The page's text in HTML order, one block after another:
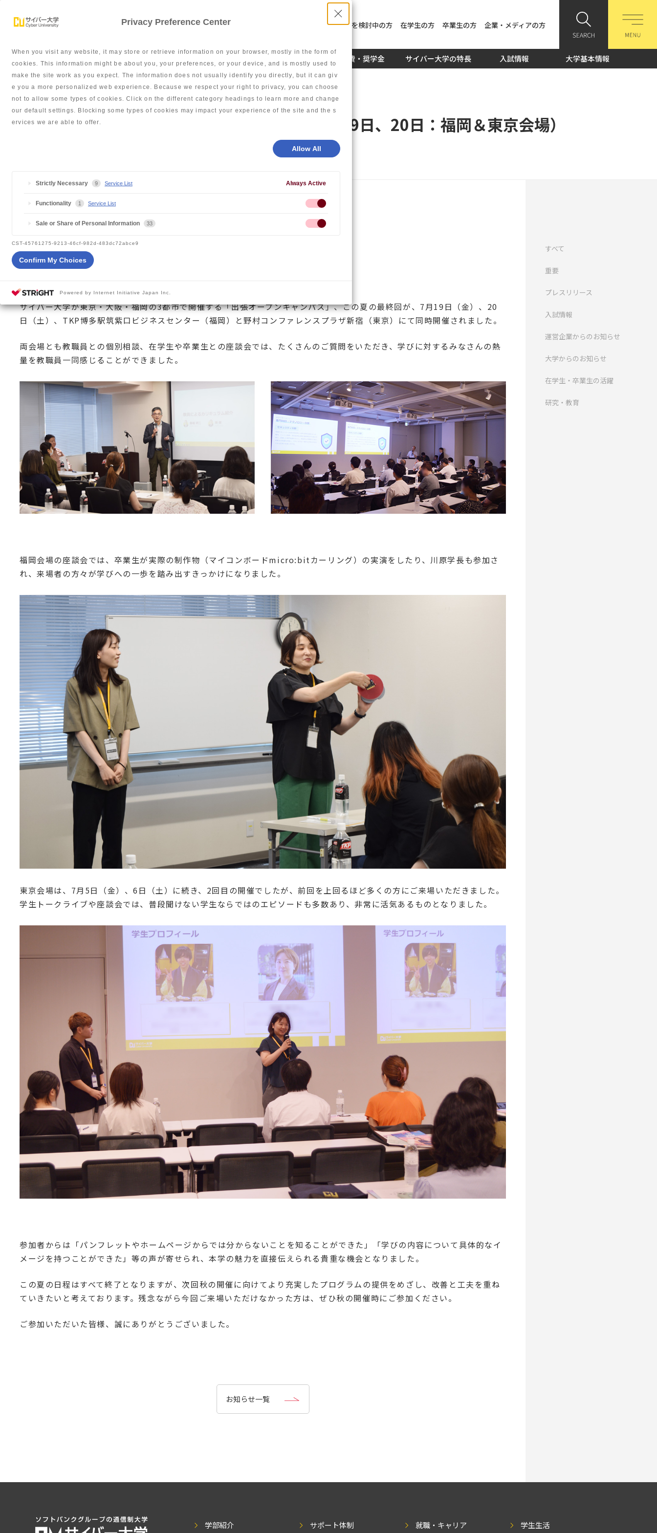
Privacy Preference Center
When you visit any website, it may store or retrieve information on your browser, mostly in the form of
cookies. This information might be about you, your preferences, or your device, and is mostly used to
make the site work as you expect. The information does not usually identify you directly, but it can giv
e you a more personalized web experience. Because we respect your right to privacy, you can choose
not to allow some types of cookies. Click on the different category headings to learn more and change
our default settings. Blocking some types of cookies may impact your experience of the site and the s
ervices we are able to offer.
Allow All
Strictly Necessary 9 Service List Always Active
Functionality 1 Service List
Sale or Share of Personal Information 33
CST-45761275-9213-46cf-982d-483dc72abce9
Confirm My Choices
Powered by Internet Initiative Japan Inc.
社員教育を検討中の方 在学生の方 卒業生の方 企業・メディアの方
学費・奨学金 サイバー大学の特長 入試情報 大学基本情報
出張オープンキャンパスを開催しました（7月19日、20日：福岡＆東京会場）
すべて
重要
プレスリリース
入試情報
運営企業からのお知らせ
大学からのお知らせ
在学生・卒業生の活躍
研究・教育
サイバー大学TOP お知らせ 出張オープンキャンパスを開催しました（7月19日、20日：福岡＆東京会場）
2024.07.22 大学からのお知らせ
サイバー大学が東京・大阪・福岡の3都市で開催する「出張オープンキャンパス」、この夏の最終回が、7月19日（金）、20
日（土）、TKP博多駅筑紫口ビジネスセンター（福岡）と野村コンファレンスプラザ新宿（東京）にて同時開催されました。
両会場とも教職員との個別相談、在学生や卒業生との座談会では、たくさんのご質問をいただき、学びに対するみなさんの熱
量を教職員一同感じることができました。
福岡会場の座談会では、卒業生が実際の制作物（マイコンボードmicro:bitカーリング）の実演をしたり、川原学長も参加さ
れ、来場者の方々が学びへの一歩を踏み出すきっかけになりました。
東京会場は、7月5日（金）、6日（土）に続き、2回目の開催でしたが、前回を上回るほど多くの方にご来場いただきました。
学生トークライブや座談会では、普段聞けない学生ならではのエピソードも多数あり、非常に活気あるものとなりました。
参加者からは「パンフレットやホームページからでは分からないことを知ることができた」「学びの内容について具体的なイ
メージを持つことができた」等の声が寄せられ、本学の魅力を直接伝えられる貴重な機会となりました。
この夏の日程はすべて終了となりますが、次回秋の開催に向けてより充実したプログラムの提供をめざし、改善と工夫を重ね
ていきたいと考えております。残念ながら今回ご来場いただけなかった方は、ぜひ秋の開催時にご参加ください。
ご参加いただいた皆様、誠にありがとうございました。
お知らせ一覧
学部紹介 サポート体制 就職・キャリア 学生生活